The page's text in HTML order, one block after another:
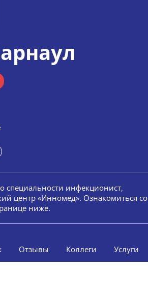
специальности инфекционист,
центр «Инномед». Ознакомиться со
ниже.
Отзывы Коллеги Услуги